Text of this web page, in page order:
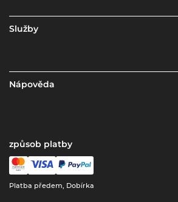
Služby
Nápověda
způsob platby
Platba předem, Dobírka